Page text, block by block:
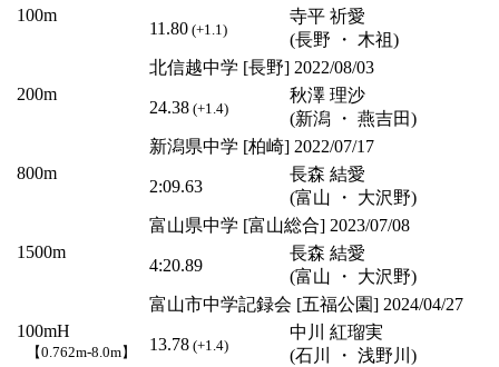
100m
11.80 (+1.1)
寺平 祈愛
(長野 ・ 木祖)
北信越中学 [長野] 2022/08/03
200m
24.38 (+1.4)
秋澤 理沙
(新潟 ・ 燕吉田)
新潟県中学 [柏崎] 2022/07/17
800m
2:09.63
長森 結愛
(富山 ・ 大沢野)
富山県中学 [富山総合] 2023/07/08
1500m
4:20.89
長森 結愛
(富山 ・ 大沢野)
富山市中学記録会 [五福公園] 2024/04/27
100mH
【0.762m-8.0m】 13.78 (+1.4)
中川 紅瑠実
(石川 ・ 浅野川)